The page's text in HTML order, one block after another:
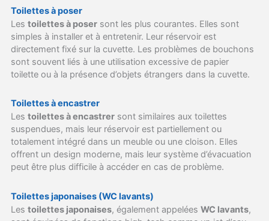
Toilettes à poser
Les toilettes à poser sont les plus courantes. Elles sont
simples à installer et à entretenir. Leur réservoir est
directement fixé sur la cuvette. Les problèmes de bouchons
sont souvent liés à une utilisation excessive de papier
toilette ou à la présence d’objets étrangers dans la cuvette.
Toilettes à encastrer
Les toilettes à encastrer sont similaires aux toilettes
suspendues, mais leur réservoir est partiellement ou
totalement intégré dans un meuble ou une cloison. Elles
offrent un design moderne, mais leur système d’évacuation
peut être plus difficile à accéder en cas de problème.
Toilettes japonaises (WC lavants)
Les toilettes japonaises, également appelées WC lavants,